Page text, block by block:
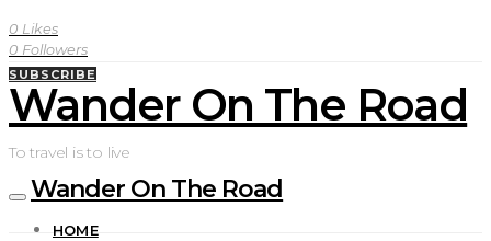
0 Likes
0 Followers
SUBSCRIBE
Wander On The Road
To travel is to live
Wander On The Road
HOME